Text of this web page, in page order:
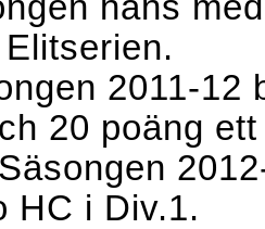
2011-12
20 poäng
HC i Div.1.